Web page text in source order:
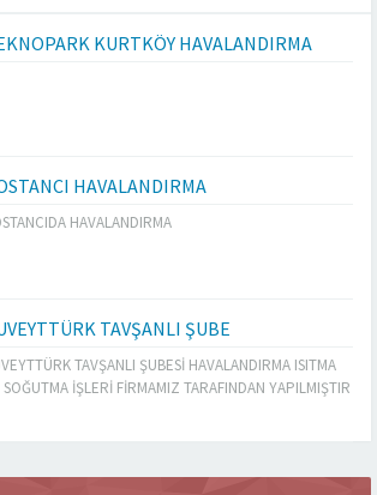
KURTKÖY HAVALANDIRMA
HAVALANDIRMA
HAVALANDIRMA
TAVŞANLI ŞUBE
TAVŞANLI ŞUBESİ HAVALANDIRMA ISITMA
SOĞUTMA İŞLERİ FİRMAMIZ TARAFINDAN YAPILMIŞTIR